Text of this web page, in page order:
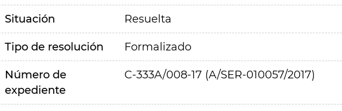
Situación Resuelta
Tipo de resolución Formalizado
Número de
expediente
C-333A/008-17 (A/SER-010057/2017)